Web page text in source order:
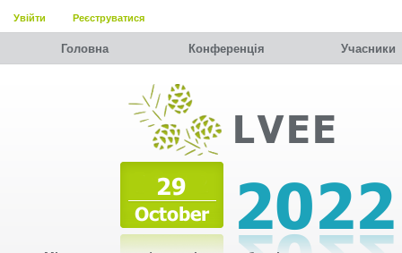
Увійти Реєструватися
Головна Конференція Учасники